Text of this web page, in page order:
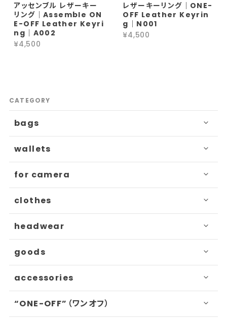
アッセンブル レザーキー
リング｜Assemble ON
E-OFF Leather Keyri
ng｜A002
¥4,500
レザーキーリング｜ONE-
OFF Leather Keyrin
g｜N001
¥4,500
CATEGORY
bags
wallets
for camera
clothes
headwear
goods
accessories
“ONE-OFF”（ワンオフ）